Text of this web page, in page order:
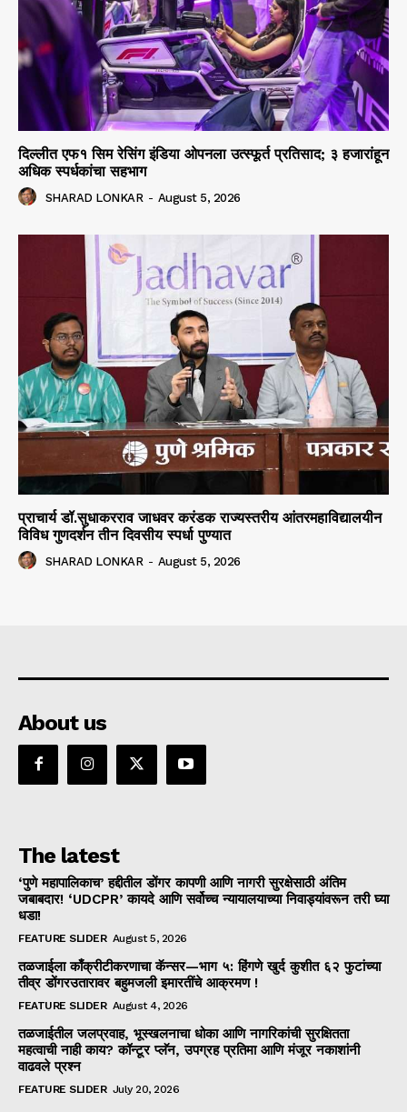
दिल्लीत एफ१ सिम रेसिंग इंडिया ओपनला उत्स्फूर्त प्रतिसाद; ३ हजारांहून
अधिक स्पर्धकांचा सहभाग
SHARAD LONKAR - August 5, 2026
प्राचार्य डॉ.सुधाकरराव जाधवर करंडक राज्यस्तरीय आंतरमहाविद्यालयीन
विविध गुणदर्शन तीन दिवसीय स्पर्धा पुण्यात
SHARAD LONKAR - August 5, 2026
About us
The latest
‘पुणे महापालिकाच’ हद्दीतील डोंगर कापणी आणि नागरी सुरक्षेसाठी अंतिम
जबाबदार! ‘UDCPR’ कायदे आणि सर्वोच्च न्यायालयाच्या निवाड्यांवरून तरी घ्या
धडा!
FEATURE SLIDER August 5, 2026
तळजाईला काँक्रीटीकरणाचा कॅन्सर—भाग ५: हिंगणे खुर्द कुशीत ६२ फुटांच्या
तीव्र डोंगरउतारावर बहुमजली इमारतींचे आक्रमण !
FEATURE SLIDER August 4, 2026
तळजाईतील जलप्रवाह, भूस्खलनाचा धोका आणि नागरिकांची सुरक्षितता
महत्वाची नाही काय? कॉन्टूर प्लॅन, उपग्रह प्रतिमा आणि मंजूर नकाशांनी
वाढवले प्रश्न
FEATURE SLIDER July 20, 2026